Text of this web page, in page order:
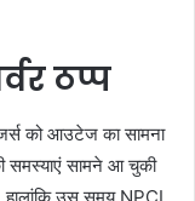
ठप्प
को आउटेज का सामना
समस्याएं सामने आ चुकी